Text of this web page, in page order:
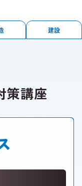
建設
策講座